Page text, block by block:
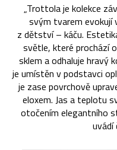
„Trottola je kolekce
svým tvarem evokují
z dětství – káču.
světle, které prochází
sklem a odhaluje hravý
je umístěn v podstavci
je zase povrchově
eloxem. Jas a teplotu
otočením elegantního
uvádí